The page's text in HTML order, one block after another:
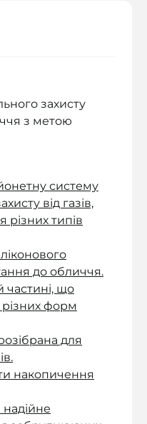
захисту
з метою
систему
від газів,
різних типів
до обличчя.
частині, що
форм
для
накопичення